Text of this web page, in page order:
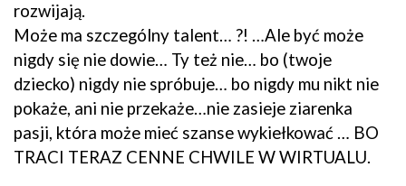
rozwijają.
Może ma szczególny talent… ?! …Ale być może
nigdy się nie dowie… Ty też nie… bo (twoje
dziecko) nigdy nie spróbuje… bo nigdy mu nikt nie
pokaże, ani nie przekaże…nie zasieje ziarenka
pasji, która może mieć szanse wykiełkować … BO
TRACI TERAZ CENNE CHWILE W WIRTUALU.